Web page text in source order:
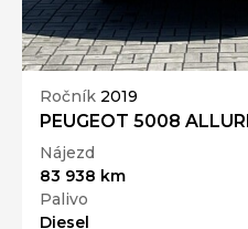
Ročník 2019
PEUGEOT 5008
Nájezd
83 938 km
Palivo
Diesel